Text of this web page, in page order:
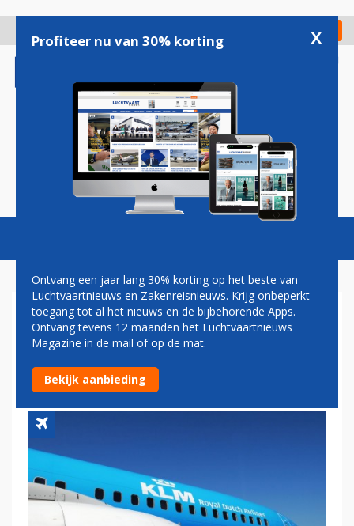
gaan
Check in
Magazine Podcasts Vacatures
KLM VECHT HOGERE
HAVENTARIEVEN SCHIPHOL
OPNIEUW BIJ CBB AAN
Profiteer nu van 30% korting x
Ontvang een jaar lang 30% korting op het beste van
Luchtvaartnieuws en Zakenreisnieuws. Krijg onbeperkt
toegang tot al het nieuws en de bijbehorende Apps.
Ontvang tevens 12 maanden het Luchtvaartnieuws
Magazine in de mail of op de mat.
Bekijk aanbieding